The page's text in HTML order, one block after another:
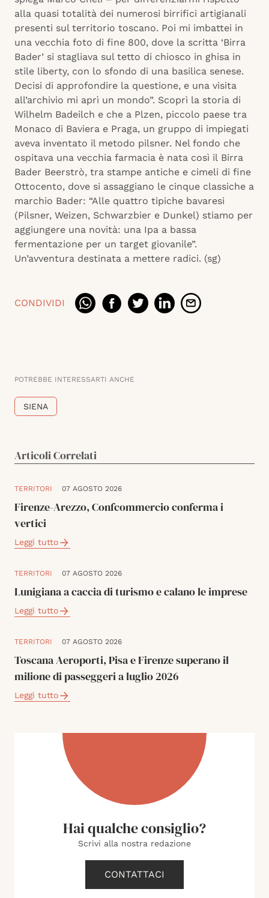
alla quasi totalità dei numerosi birrifici artigianali
presenti sul territorio toscano. Poi mi imbattei in
una vecchia foto di fine 800, dove la scritta ‘Birra
Bader’ si stagliava sul tetto di chiosco in ghisa in
stile liberty, con lo sfondo di una basilica senese.
Decisi di approfondire la questione, e una visita
all’archivio mi aprì un mondo”. Scoprì la storia di
Wilhelm Badeilch e che a Plzen, piccolo paese tra
Monaco di Baviera e Praga, un gruppo di impiegati
aveva inventato il metodo pilsner. Nel fondo che
ospitava una vecchia farmacia è nata così il Birra
Bader Beerstrò, tra stampe antiche e cimeli di fine
Ottocento, dove si assaggiano le cinque classiche a
marchio Bader: “Alle quattro tipiche bavaresi
(Pilsner, Weizen, Schwarzbier e Dunkel) stiamo per
aggiungere una novità: una Ipa a bassa
fermentazione per un target giovanile”.
Un’avventura destinata a mettere radici. (sg)
CONDIVIDI
POTREBBE INTERESSARTI ANCHE
SIENA
Articoli Correlati
TERRITORI 07 AGOSTO 2026
Firenze-Arezzo, Confcommercio conferma i
vertici
Leggi tutto
TERRITORI 07 AGOSTO 2026
Lunigiana a caccia di turismo e calano le imprese
Leggi tutto
TERRITORI 07 AGOSTO 2026
Toscana Aeroporti, Pisa e Firenze superano il
milione di passeggeri a luglio 2026
Leggi tutto
Hai qualche consiglio?
Scrivi alla nostra redazione
CONTATTACI